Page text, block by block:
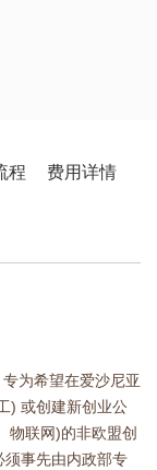
程 费用详情
为希望在爱沙尼亚
) 或创建新创业公
物联网)的非欧盟创
须事先由内政部专